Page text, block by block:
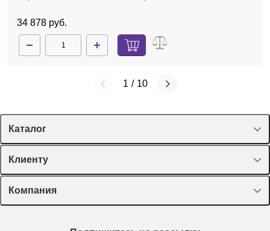
34 878 руб.
1 / 10
Каталог
Спецпредложения
Оборудование, приборы
Пластик, стекло, принадлежности
Химические реактивы, препараты, наборы
Клиенту
Лекторий Диаэм
Доставка и оплата
Компания